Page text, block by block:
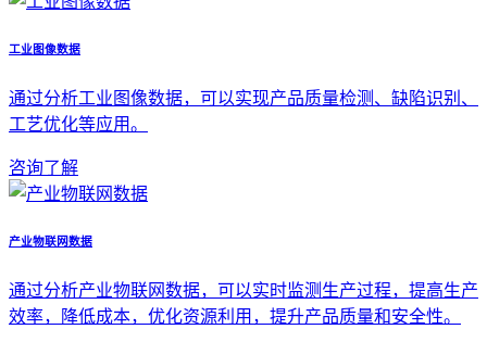
工业图像数据
通过分析工业图像数据，可以实现产品质量检测、缺陷识别、
工艺优化等应用。
咨询了解
产业物联网数据
通过分析产业物联网数据，可以实时监测生产过程，提高生产
效率，降低成本，优化资源利用，提升产品质量和安全性。